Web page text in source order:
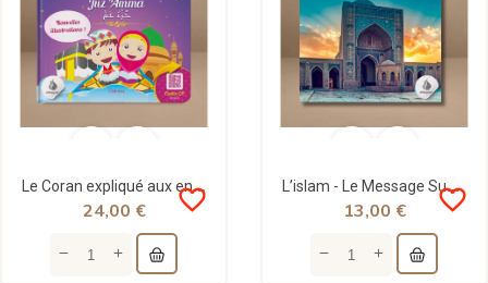
Le Coran expliqué aux enfants - Juz 'Amma - Tawhid
favorite_border
24,00 €
L’islam - Le Message Suprême - Vincent Souleymane
favorite_border
13,00 €